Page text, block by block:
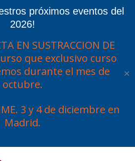
próximos eventos del
2026!
EN SUSTRACCION DE
que exclusivo curso
durante el mes de
octubre.
3 y 4 de diciembre en
Madrid.
✕